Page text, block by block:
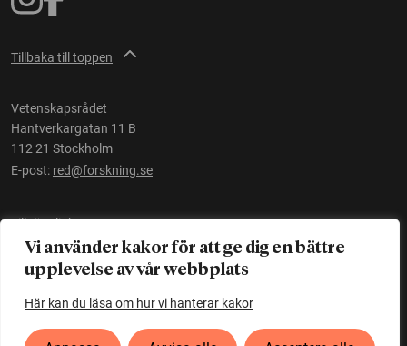
Vi använder kakor för att ge dig en bättre
upplevelse av vår webbplats
Här kan du läsa om hur vi hanterar kakor
Tillbaka till toppen
Vetenskapsrådet
Hantverkargatan 11 B
112 21 Stockholm
E-post: red@forskning.se
Tillgänglighet
Ett initiativ avVetenskapsrådet